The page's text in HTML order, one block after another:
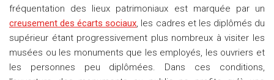
fréquentation des lieux patrimoniaux est marquée par un
creusement des écarts sociaux, les cadres et les diplômés du
supérieur étant progressivement plus nombreux à visiter les
musées ou les monuments que les employés, les ouvriers et
les personnes peu diplômées. Dans ces conditions,